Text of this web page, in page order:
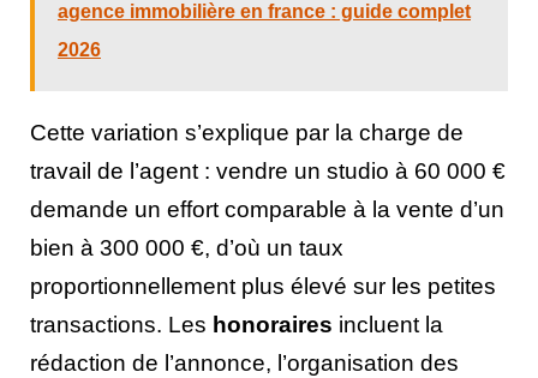
agence immobilière en france : guide complet
2026
Cette variation s’explique par la charge de
travail de l’agent : vendre un studio à 60 000 €
demande un effort comparable à la vente d’un
bien à 300 000 €, d’où un taux
proportionnellement plus élevé sur les petites
transactions. Les honoraires incluent la
rédaction de l’annonce, l’organisation des